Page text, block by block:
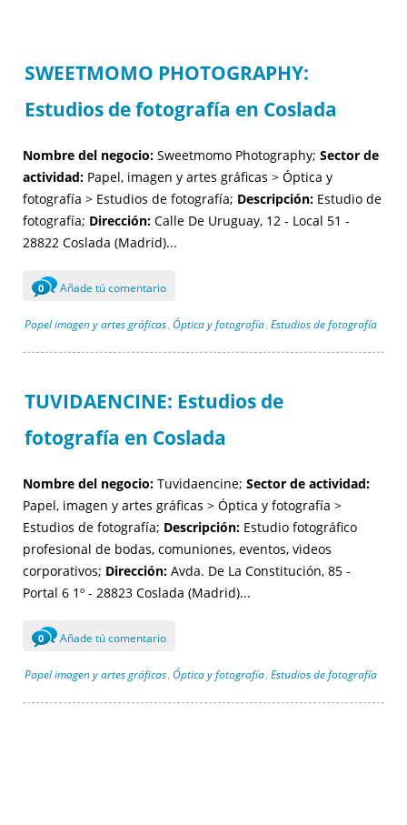
SWEETMOMO PHOTOGRAPHY:
Estudios de fotografía en Coslada
Nombre del negocio: Sweetmomo Photography; Sector de
actividad: Papel, imagen y artes gráficas > Óptica y
fotografía > Estudios de fotografía; Descripción: Estudio de
fotografía; Dirección: Calle De Uruguay, 12 - Local 51 -
28822 Coslada (Madrid)...
0 Añade tú comentario
Papel imagen y artes gráficas , Óptica y fotografía , Estudios de fotografía
TUVIDAENCINE: Estudios de
fotografía en Coslada
Nombre del negocio: Tuvidaencine; Sector de actividad:
Papel, imagen y artes gráficas > Óptica y fotografía >
Estudios de fotografía; Descripción: Estudio fotográfico
profesional de bodas, comuniones, eventos, videos
corporativos; Dirección: Avda. De La Constitución, 85 -
Portal 6 1º - 28823 Coslada (Madrid)...
0 Añade tú comentario
Papel imagen y artes gráficas , Óptica y fotografía , Estudios de fotografía